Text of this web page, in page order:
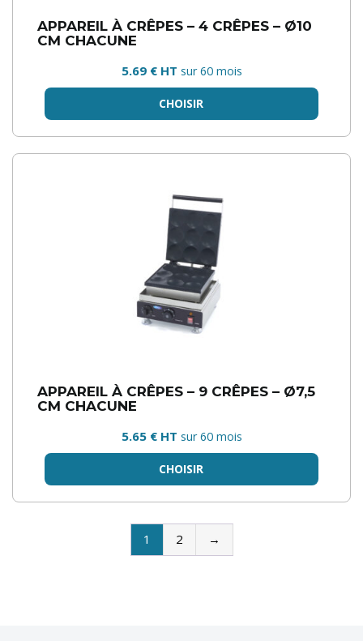
APPAREIL À CRÊPES – 4 CRÊPES – Ø10
CM CHACUNE
5.69 € HT sur 60 mois
CHOISIR
APPAREIL À CRÊPES – 9 CRÊPES – Ø7,5
CM CHACUNE
5.65 € HT sur 60 mois
CHOISIR
1 2 →